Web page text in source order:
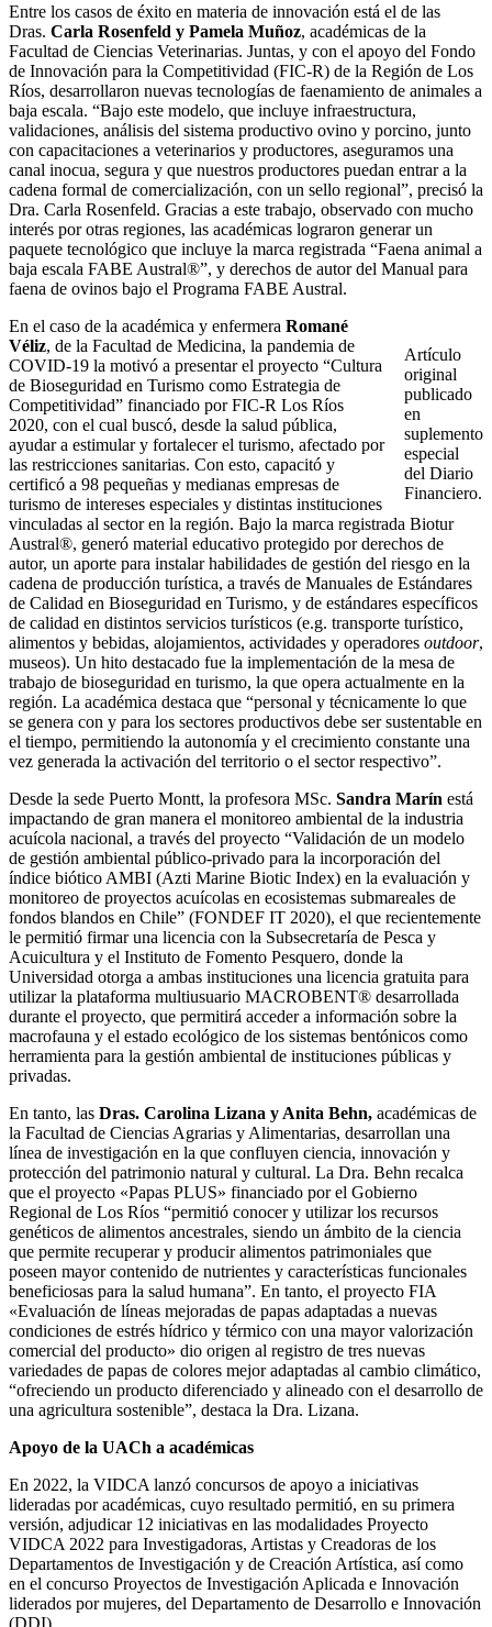
Entre los casos de éxito en materia de innovación está el de las
Dras. Carla Rosenfeld y Pamela Muñoz, académicas de la
Facultad de Ciencias Veterinarias. Juntas, y con el apoyo del Fondo
de Innovación para la Competitividad (FIC-R) de la Región de Los
Ríos, desarrollaron nuevas tecnologías de faenamiento de animales a
baja escala. “Bajo este modelo, que incluye infraestructura,
validaciones, análisis del sistema productivo ovino y porcino, junto
con capacitaciones a veterinarios y productores, aseguramos una
canal inocua, segura y que nuestros productores puedan entrar a la
cadena formal de comercialización, con un sello regional”, precisó la
Dra. Carla Rosenfeld. Gracias a este trabajo, observado con mucho
interés por otras regiones, las académicas lograron generar un
paquete tecnológico que incluye la marca registrada “Faena animal a
baja escala FABE Austral®”, y derechos de autor del Manual para
faena de ovinos bajo el Programa FABE Austral.
Artículo
original
publicado
en
suplemento
especial
del Diario
Financiero.
En el caso de la académica y enfermera Romané
Véliz, de la Facultad de Medicina, la pandemia de
COVID-19 la motivó a presentar el proyecto “Cultura
de Bioseguridad en Turismo como Estrategia de
Competitividad” financiado por FIC-R Los Ríos
2020, con el cual buscó, desde la salud pública,
ayudar a estimular y fortalecer el turismo, afectado por
las restricciones sanitarias. Con esto, capacitó y
certificó a 98 pequeñas y medianas empresas de
turismo de intereses especiales y distintas instituciones
vinculadas al sector en la región. Bajo la marca registrada Biotur
Austral®, generó material educativo protegido por derechos de
autor, un aporte para instalar habilidades de gestión del riesgo en la
cadena de producción turística, a través de Manuales de Estándares
de Calidad en Bioseguridad en Turismo, y de estándares específicos
de calidad en distintos servicios turísticos (e.g. transporte turístico,
alimentos y bebidas, alojamientos, actividades y operadores outdoor,
museos). Un hito destacado fue la implementación de la mesa de
trabajo de bioseguridad en turismo, la que opera actualmente en la
región. La académica destaca que “personal y técnicamente lo que
se genera con y para los sectores productivos debe ser sustentable en
el tiempo, permitiendo la autonomía y el crecimiento constante una
vez generada la activación del territorio o el sector respectivo”.
Desde la sede Puerto Montt, la profesora MSc. Sandra Marín está
impactando de gran manera el monitoreo ambiental de la industria
acuícola nacional, a través del proyecto “Validación de un modelo
de gestión ambiental público-privado para la incorporación del
índice biótico AMBI (Azti Marine Biotic Index) en la evaluación y
monitoreo de proyectos acuícolas en ecosistemas submareales de
fondos blandos en Chile” (FONDEF IT 2020), el que recientemente
le permitió firmar una licencia con la Subsecretaría de Pesca y
Acuicultura y el Instituto de Fomento Pesquero, donde la
Universidad otorga a ambas instituciones una licencia gratuita para
utilizar la plataforma multiusuario MACROBENT® desarrollada
durante el proyecto, que permitirá acceder a información sobre la
macrofauna y el estado ecológico de los sistemas bentónicos como
herramienta para la gestión ambiental de instituciones públicas y
privadas.
En tanto, las Dras. Carolina Lizana y Anita Behn, académicas de
la Facultad de Ciencias Agrarias y Alimentarias, desarrollan una
línea de investigación en la que confluyen ciencia, innovación y
protección del patrimonio natural y cultural. La Dra. Behn recalca
que el proyecto «Papas PLUS» financiado por el Gobierno
Regional de Los Ríos “permitió conocer y utilizar los recursos
genéticos de alimentos ancestrales, siendo un ámbito de la ciencia
que permite recuperar y producir alimentos patrimoniales que
poseen mayor contenido de nutrientes y características funcionales
beneficiosas para la salud humana”. En tanto, el proyecto FIA
«Evaluación de líneas mejoradas de papas adaptadas a nuevas
condiciones de estrés hídrico y térmico con una mayor valorización
comercial del producto» dio origen al registro de tres nuevas
variedades de papas de colores mejor adaptadas al cambio climático,
“ofreciendo un producto diferenciado y alineado con el desarrollo de
una agricultura sostenible”, destaca la Dra. Lizana.
Apoyo de la UACh a académicas
En 2022, la VIDCA lanzó concursos de apoyo a iniciativas
lideradas por académicas, cuyo resultado permitió, en su primera
versión, adjudicar 12 iniciativas en las modalidades Proyecto
VIDCA 2022 para Investigadoras, Artistas y Creadoras de los
Departamentos de Investigación y de Creación Artística, así como
en el concurso Proyectos de Investigación Aplicada e Innovación
liderados por mujeres, del Departamento de Desarrollo e Innovación
(DDI).